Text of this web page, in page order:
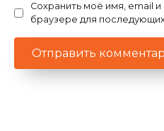
Сохранить моё имя, email и
браузере для